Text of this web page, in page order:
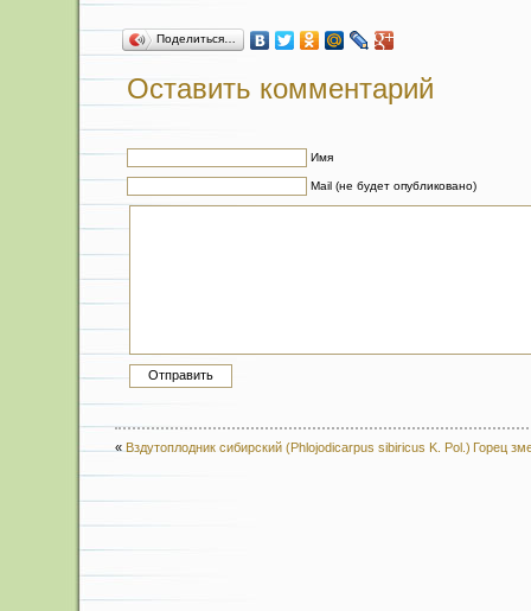
Поделиться…
Оставить комментарий
Имя
Mail (не будет опубликовано)
« Вздутоплодник сибирский (Phlojodicarpus sibiricus K. Pol.) Горец